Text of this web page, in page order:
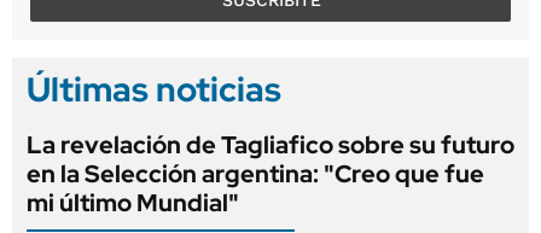
Últimas noticias
La revelación de Tagliafico sobre su futuro
en la Selección argentina: "Creo que fue
mi último Mundial"